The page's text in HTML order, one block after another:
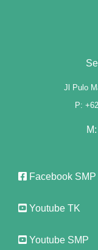
Jl Pulo
P:
Facebook SMP
Youtube TK
Youtube SMP